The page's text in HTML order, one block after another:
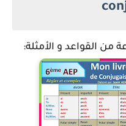
من القواعد و الأمثلة: